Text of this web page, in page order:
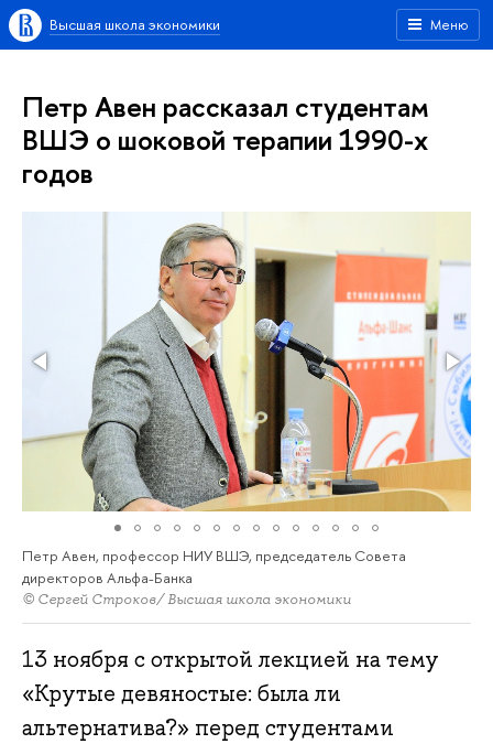
Меню
Высшая школа экономики
Петр Авен рассказал студентам
ВШЭ о шоковой терапии 1990-х
годов
Петр Авен, профессор НИУ ВШЭ, председатель Совета
директоров Альфа-Банка
© Сергей Строков/ Высшая школа экономики
13 ноября с открытой лекцией на тему
«Крутые девяностые: была ли
альтернатива?» перед студентами